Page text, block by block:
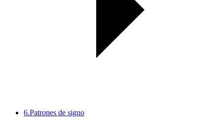
6.Patrones de signo